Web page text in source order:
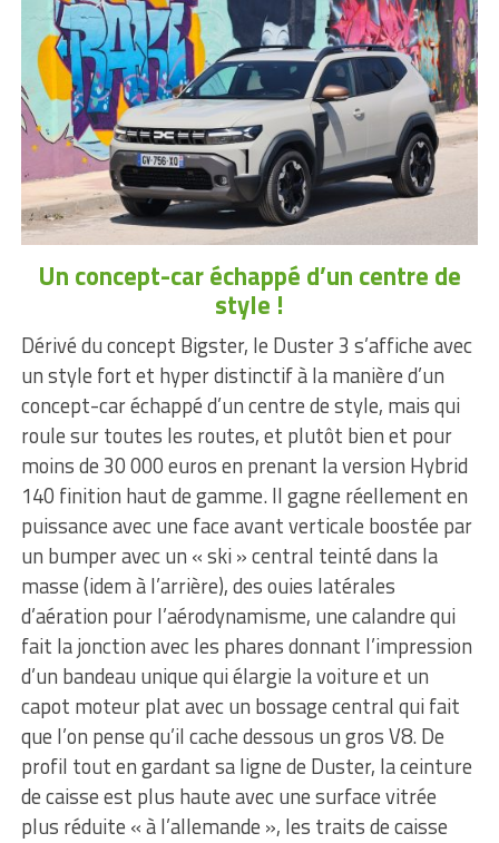
Un concept-car échappé d’un centre de
style !
Dérivé du concept Bigster, le Duster 3 s’affiche avec
un style fort et hyper distinctif à la manière d’un
concept-car échappé d’un centre de style, mais qui
roule sur toutes les routes, et plutôt bien et pour
moins de 30 000 euros en prenant la version Hybrid
140 finition haut de gamme. Il gagne réellement en
puissance avec une face avant verticale boostée par
un bumper avec un « ski » central teinté dans la
masse (idem à l’arrière), des ouies latérales
d’aération pour l’aérodynamisme, une calandre qui
fait la jonction avec les phares donnant l’impression
d’un bandeau unique qui élargie la voiture et un
capot moteur plat avec un bossage central qui fait
que l’on pense qu’il cache dessous un gros V8. De
profil tout en gardant sa ligne de Duster, la ceinture
de caisse est plus haute avec une surface vitrée
plus réduite « à l’allemande », les traits de caisse